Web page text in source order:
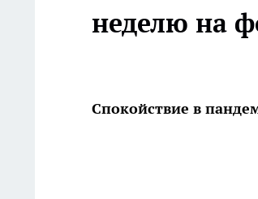
неделю на
Спокойствие в